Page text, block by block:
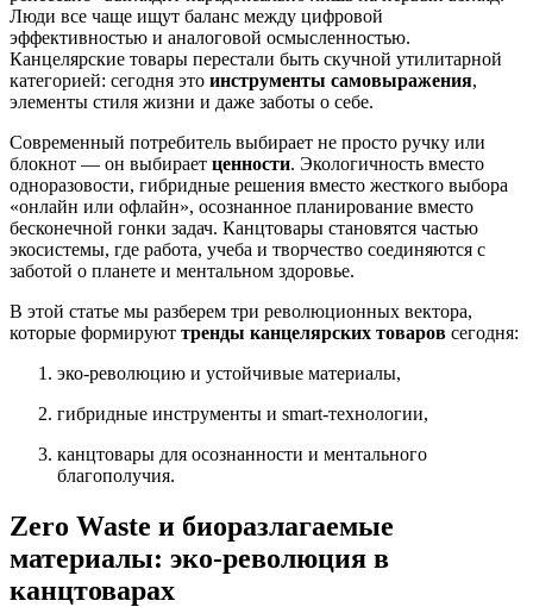
Люди все чаще ищут баланс между цифровой
эффективностью и аналоговой осмысленностью.
Канцелярские товары перестали быть скучной утилитарной
категорией: сегодня это инструменты самовыражения,
элементы стиля жизни и даже заботы о себе.
Современный потребитель выбирает не просто ручку или
блокнот — он выбирает ценности. Экологичность вместо
одноразовости, гибридные решения вместо жесткого выбора
«онлайн или офлайн», осознанное планирование вместо
бесконечной гонки задач. Канцтовары становятся частью
экосистемы, где работа, учеба и творчество соединяются с
заботой о планете и ментальном здоровье.
В этой статье мы разберем три революционных вектора,
которые формируют тренды канцелярских товаров сегодня:
эко-революцию и устойчивые материалы,
гибридные инструменты и smart-технологии,
канцтовары для осознанности и ментального
благополучия.
Zero Waste и биоразлагаемые
материалы: эко-революция в
канцтоварах